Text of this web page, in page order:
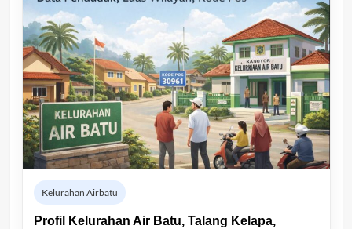
Kelurahan Airbatu
Profil Kelurahan Air Batu, Talang Kelapa,